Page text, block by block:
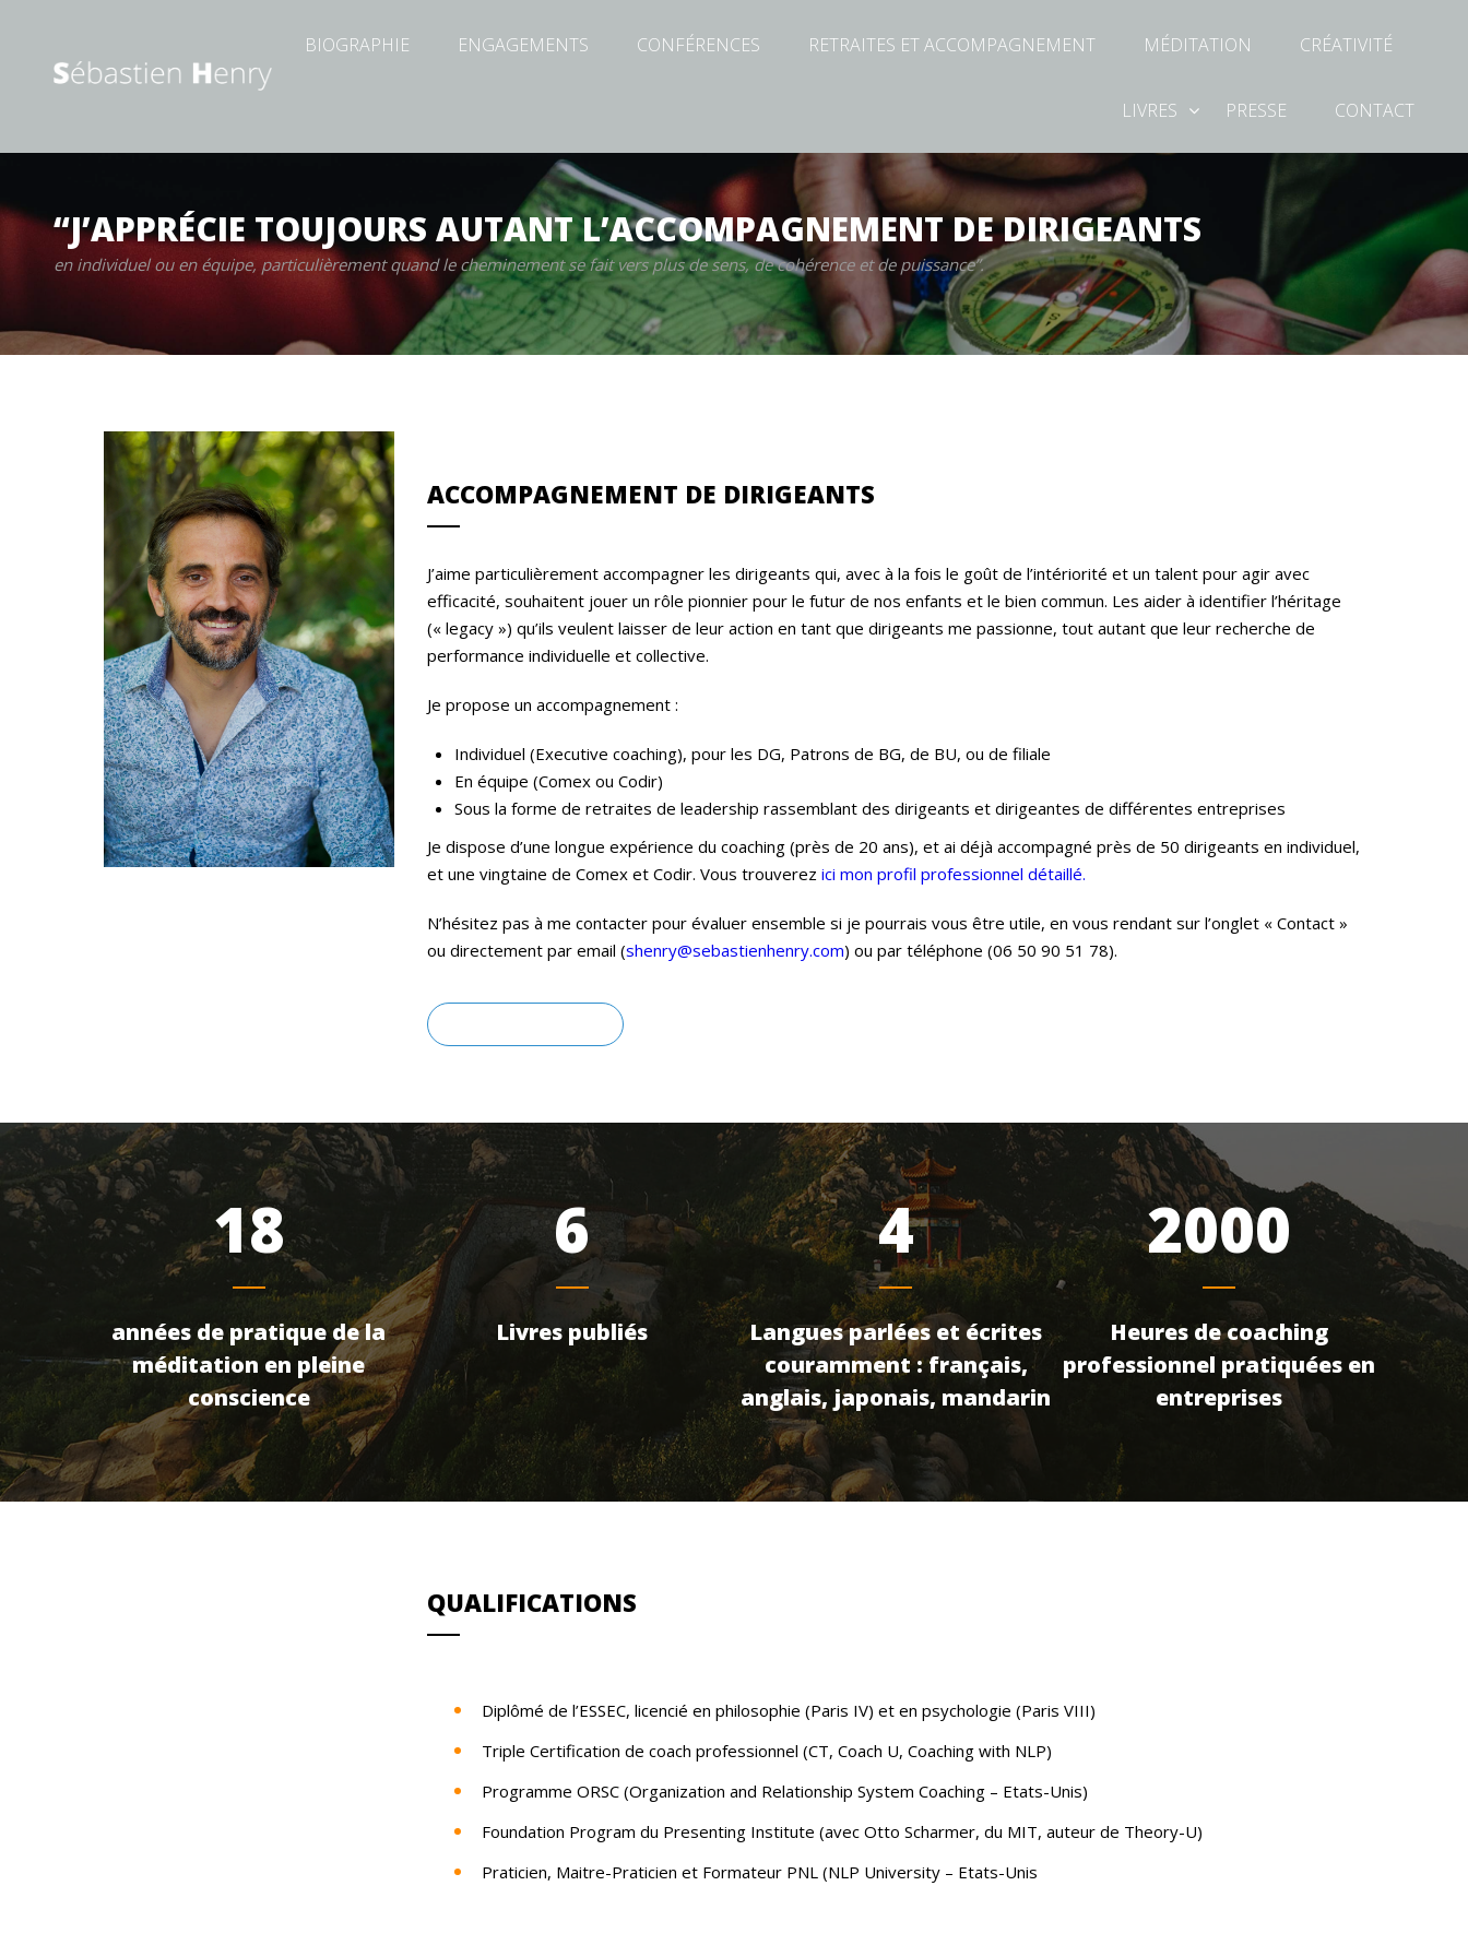
BIOGRAPHIE ENGAGEMENTS CONFÉRENCES RETRAITES ET ACCOMPAGNEMENT MÉDITATION CRÉATIVITÉ
LIVRES PRESSE CONTACT
“J’APPRÉCIE TOUJOURS AUTANT L’ACCOMPAGNEMENT DE DIRIGEANTS
en individuel ou en équipe, particulièrement quand le cheminement se fait vers plus de sens, de cohérence et de puissance”.
ACCOMPAGNEMENT DE DIRIGEANTS
J’aime particulièrement accompagner les dirigeants qui, avec à la fois le goût de l’intériorité et un talent pour agir avec
efficacité, souhaitent jouer un rôle pionnier pour le futur de nos enfants et le bien commun. Les aider à identifier l’héritage
(« legacy ») qu’ils veulent laisser de leur action en tant que dirigeants me passionne, tout autant que leur recherche de
performance individuelle et collective.
Je propose un accompagnement :
Individuel (Executive coaching), pour les DG, Patrons de BG, de BU, ou de filiale
En équipe (Comex ou Codir)
Sous la forme de retraites de leadership rassemblant des dirigeants et dirigeantes de différentes entreprises
Je dispose d’une longue expérience du coaching (près de 20 ans), et ai déjà accompagné près de 50 dirigeants en individuel,
et une vingtaine de Comex et Codir. Vous trouverez ici mon profil professionnel détaillé.
N’hésitez pas à me contacter pour évaluer ensemble si je pourrais vous être utile, en vous rendant sur l’onglet « Contact »
ou directement par email (shenry@sebastienhenry.com) ou par téléphone (06 50 90 51 78).
18
années de pratique de la
méditation en pleine
conscience
6
Livres publiés
4
Langues parlées et écrites
couramment : français,
anglais, japonais, mandarin
2000
Heures de coaching
professionnel pratiquées en
entreprises
QUALIFICATIONS
Diplômé de l’ESSEC, licencié en philosophie (Paris IV) et en psychologie (Paris VIII)
Triple Certification de coach professionnel (CT, Coach U, Coaching with NLP)
Programme ORSC (Organization and Relationship System Coaching – Etats-Unis)
Foundation Program du Presenting Institute (avec Otto Scharmer, du MIT, auteur de Theory-U)
Praticien, Maitre-Praticien et Formateur PNL (NLP University – Etats-Unis